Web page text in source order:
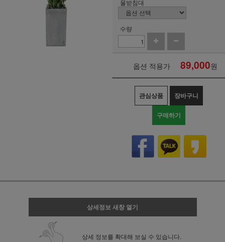
물받침대
수량
옵션 적용가 89,000원
관심상품 장바구니
구매하기
상세정보 새창 열기
상세 정보를 확대해 보실 수 있습니다.